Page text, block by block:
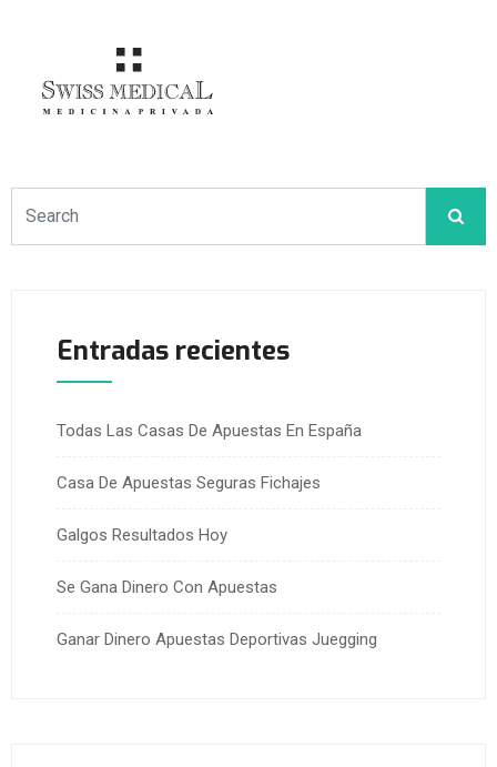
Entradas recientes
Todas Las Casas De Apuestas En España
Casa De Apuestas Seguras Fichajes
Galgos Resultados Hoy
Se Gana Dinero Con Apuestas
Ganar Dinero Apuestas Deportivas Juegging